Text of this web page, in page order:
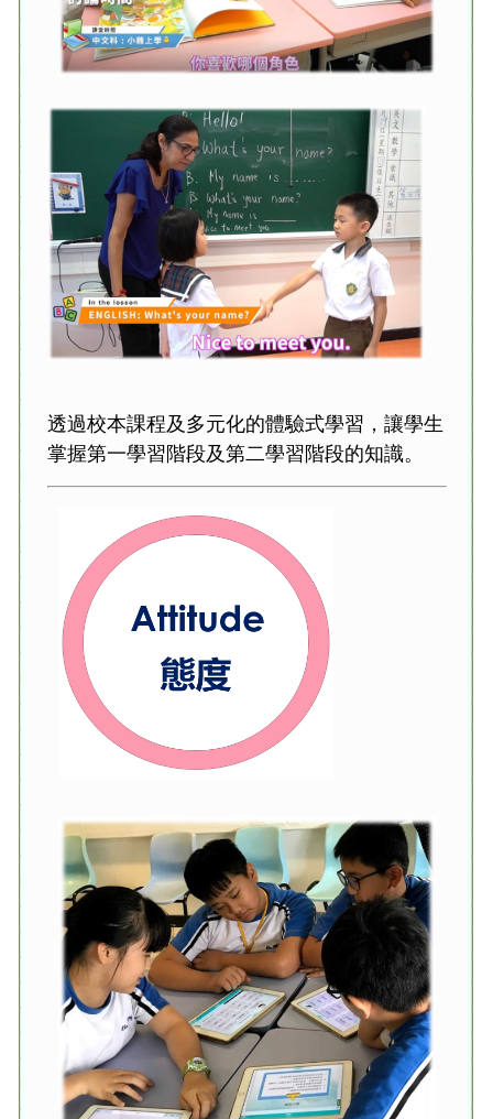
透過校本課程及多元化的體驗式學習，讓學生
掌握第一學習階段及第二學習階段的知識。